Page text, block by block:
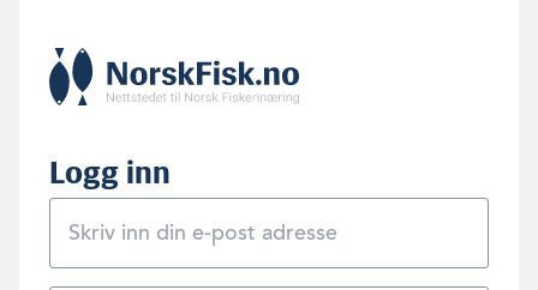
basert på oppdrett i dagens form. Kravet om velferd blir neppe
svakere.
man har konfer­anser til. Følgelig nytter det ikke å prøve og
sammenfatte innen­for rammene av en bladutgivelse. Samtidig
finner vi det vel verdt å spandere noen drypp. De blir ikke
Logg inn